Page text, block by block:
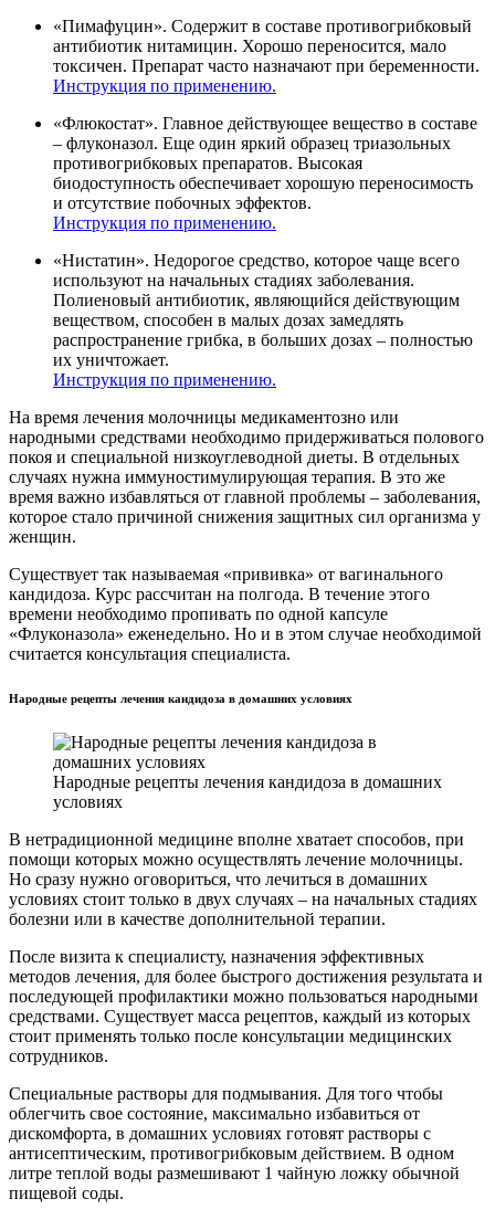
«Пимафуцин». Содержит в составе противогрибковый
антибиотик нитамицин. Хорошо переносится, мало
токсичен. Препарат часто назначают при беременности.
Инструкция по применению.
«Флюкостат». Главное действующее вещество в составе
– флуконазол. Еще один яркий образец триазольных
противогрибковых препаратов. Высокая
биодоступность обеспечивает хорошую переносимость
и отсутствие побочных эффектов.
Инструкция по применению.
«Нистатин». Недорогое средство, которое чаще всего
используют на начальных стадиях заболевания.
Полиеновый антибиотик, являющийся действующим
веществом, способен в малых дозах замедлять
распространение грибка, в больших дозах – полностью
их уничтожает.
Инструкция по применению.
На время лечения молочницы медикаментозно или
народными средствами необходимо придерживаться полового
покоя и специальной низкоуглеводной диеты. В отдельных
случаях нужна иммуностимулирующая терапия. В это же
время важно избавляться от главной проблемы – заболевания,
которое стало причиной снижения защитных сил организма у
женщин.
Существует так называемая «прививка» от вагинального
кандидоза. Курс рассчитан на полгода. В течение этого
времени необходимо пропивать по одной капсуле
«Флуконазола» еженедельно. Но и в этом случае необходимой
считается консультация специалиста.
Народные рецепты лечения кандидоза в домашних условиях
Народные рецепты лечения кандидоза в домашних
условиях
В нетрадиционной медицине вполне хватает способов, при
помощи которых можно осуществлять лечение молочницы.
Но сразу нужно оговориться, что лечиться в домашних
условиях стоит только в двух случаях – на начальных стадиях
болезни или в качестве дополнительной терапии.
После визита к специалисту, назначения эффективных
методов лечения, для более быстрого достижения результата и
последующей профилактики можно пользоваться народными
средствами. Существует масса рецептов, каждый из которых
стоит применять только после консультации медицинских
сотрудников.
Специальные растворы для подмывания. Для того чтобы
облегчить свое состояние, максимально избавиться от
дискомфорта, в домашних условиях готовят растворы с
антисептическим, противогрибковым действием. В одном
литре теплой воды размешивают 1 чайную ложку обычной
пищевой соды.